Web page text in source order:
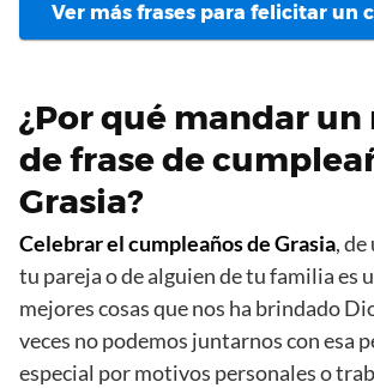
Ver más frases para felicitar un
¿Por qué mandar un
de frase de
Grasia?
Celebrar el cumpleaños de Grasia,
tu pareja o de alguien de tu familia es
mejores cosas que nos ha brindado
veces no podemos juntarnos con esa
especial por motivos personales o